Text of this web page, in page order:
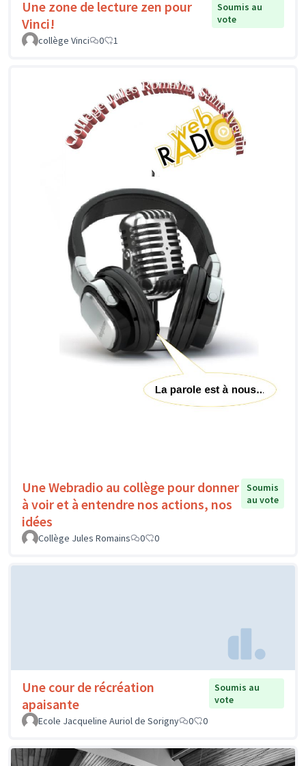
Une zone de lecture zen pour
Vinci!
Soumis au
vote
collège Vinci
0 1
Une Webradio au collège pour donner
à voir et à entendre nos actions, nos
idées
Soumis
au vote
Collège Jules Romains 0 0
Une cour de récréation
apaisante
Soumis au
vote
Ecole Jacqueline Auriol de Sorigny
0 0